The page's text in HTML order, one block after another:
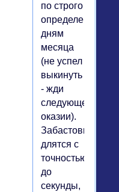
по строго
определенным
дням
месяца
(не успел
выкинуть
- жди
следующей
оказии).
Забастовки
длятся с
точностью
до
секунды,